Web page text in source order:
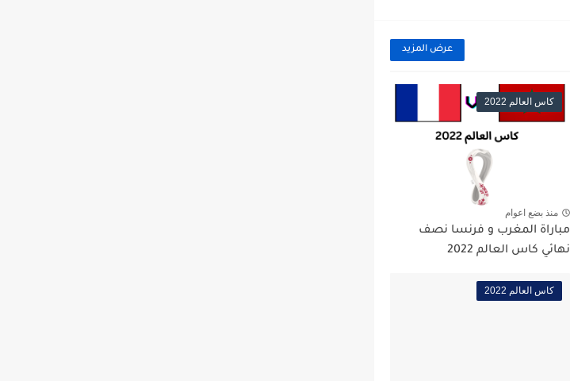
عرض المزيد
كاس العالم 2022
منذ بضع اعوام
مباراة المغرب و فرنسا نصف
نهائي كاس العالم 2022
كاس العالم 2022